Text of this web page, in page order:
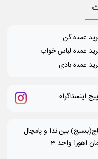
عمده گن
عمده لباس خواب
عمده بادی
پیج اینستاگرام
45 متری کاج(بسیج) بین ندا و پامچال
اهورا واحد 3